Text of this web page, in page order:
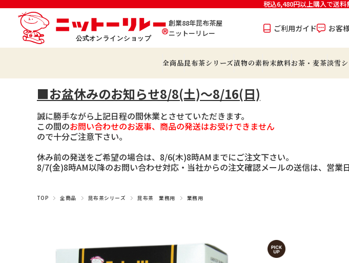
税込6,480円以上購入で送
創業88年昆布茶屋
ニットーリレー
ご利用ガイド お客
全商品昆布茶シリーズ漬物の素粉末飲料お茶・麦茶淡雪
■お盆休みのお知らせ8/8(土)～8/16(日)
誠に勝手ながら上記日程の間休業とさせていただきます。
この間のお問い合わせのお返事、商品の発送はお受けできません
ので十分ご注意下さい。
休み前の発送をご希望の場合は、8/6(木)8時AMまでにご注文下さい。
8/7(金)8時AM以降のお問い合わせ対応・当社からの注文確認メールの送信は、営業
TOP 全商品 昆布茶シリーズ 昆布茶 業務用 業務用